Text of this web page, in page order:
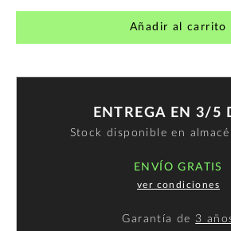
Añadir al carrito
ENTREGA EN 3/5
Stock disponible en
ENVÍO GRATIS
ver condiciones
Garantía de 3